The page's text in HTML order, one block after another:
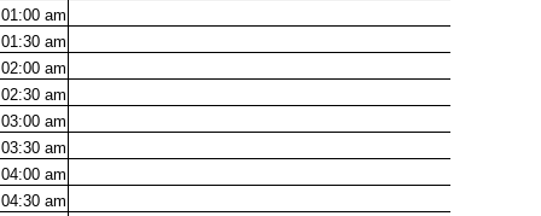
01:00 am
01:30 am
02:00 am
02:30 am
03:00 am
03:30 am
04:00 am
04:30 am